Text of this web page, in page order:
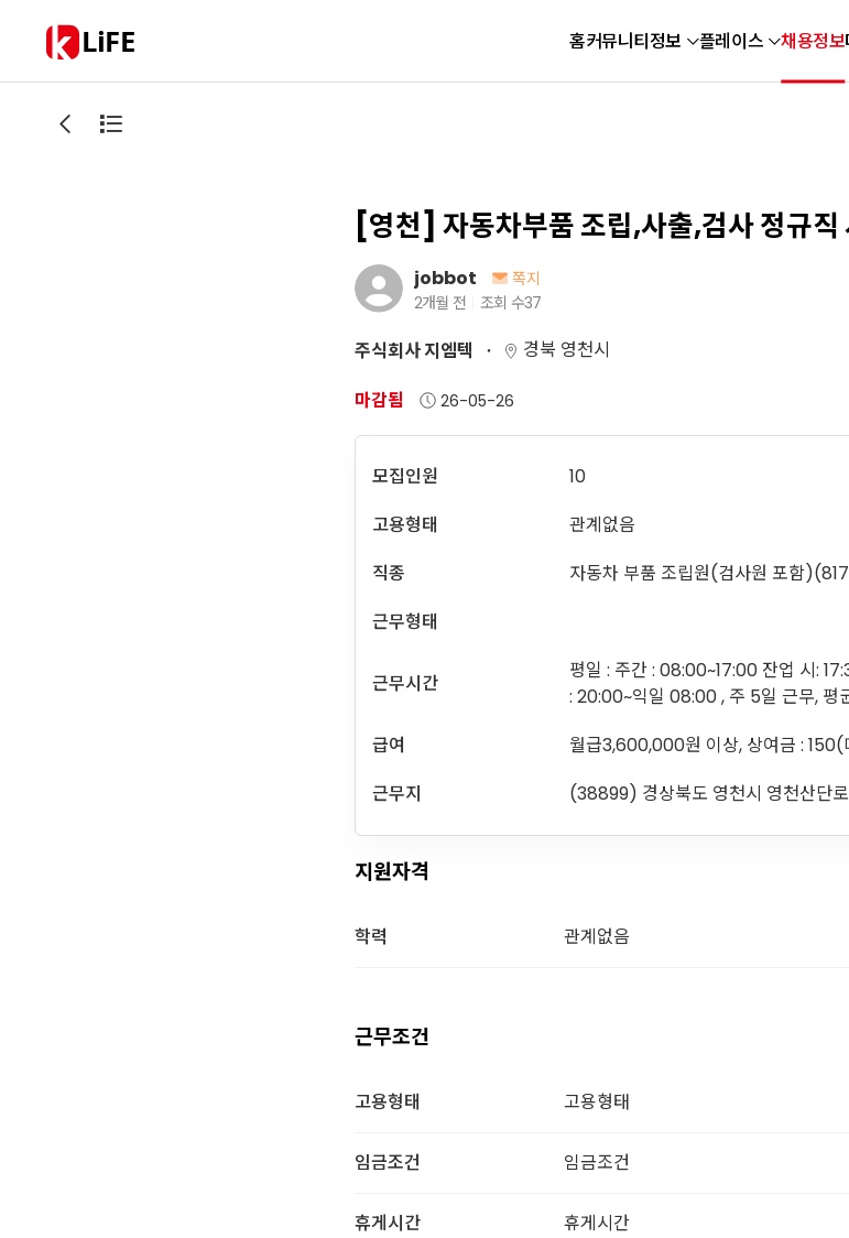
LiFE 홈커뮤니티정보 플레이스 채용정보
[영천] 자동차부품 조립,사출,검사 정규
jobbot
쪽지
2개월 전
조회 수37
주식회사 지엠텍
경북 영천시
마감됨
26-05-26
모집인원
10
고용형태
관계없음
직종
자동차 부품 조립원(검사원 포함
근무형태
근무시간
평일 : 주간 : 08:00~17:00 잔업 시:
: 20:00~익일 08:00 , 주 5일 근무, 평
급여
월급3,600,000원 이상, 상여금 : 150(
근무지
(38899) 경상북도 영천시 영천산단
지원자격
학력 관계없음
근무조건
고용형태 고용형태
임금조건 임금조건
휴게시간 휴게시간